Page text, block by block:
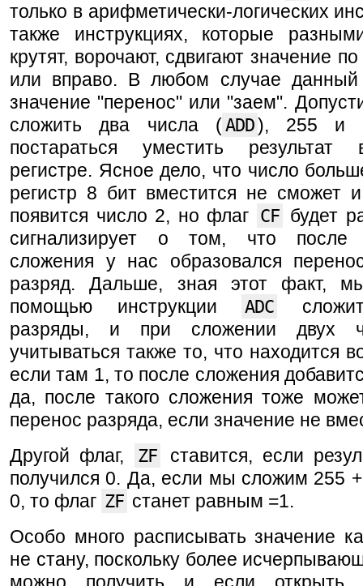
только в арифметически-логических
также инструкциях, которые
крутят, ворочают, сдвигают значение
или вправо. В любом случае
значение "перенос" или "заем".
сложить два числа (ADD), 255 и
постараться уместить
регистре. Ясное дело, что число
регистр 8 бит вместится не сможет
появится число 2, но флаг CF будет
сигнализирует о том, что после
сложения у нас образовался
разряд. Дальше, зная этот факт,
помощью инструкции
ADC
разряды, и при сложении двух
учитываться также то, что находится
если там 1, то после сложения
да, после такого сложения тоже
перенос разряда, если значение не
Другой флаг,
ZF
ставится, если
получился 0. Да, если мы сложим 255
0, то флаг ZF станет равным =1.
Особо много расписывать значение
не стану, поскольку более